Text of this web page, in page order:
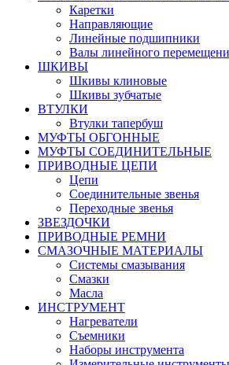
Каретки
Направляющие
Линейные подшипники
Валы линейного
ШКИВЫ
Шкивы клиновые
Шкивы зубчатые
ВТУЛКИ
Втулки тапербуш
МУФТЫ ОБГОННЫЕ
МУФТЫ СОЕДИНИТЕЛЬНЫЕ
ПРИВОДНЫЕ ЦЕПИ
Цепи
Соединительные звенья
Переходные звенья
ЗВЕЗДОЧКИ
ПРИВОДНЫЕ РЕМНИ
СМАЗОЧНЫЕ МАТЕРИАЛЫ
Системы смазывания
Смазки
Масла
ИНСТРУМЕНТ
Нагреватели
Съемники
Наборы инструмента